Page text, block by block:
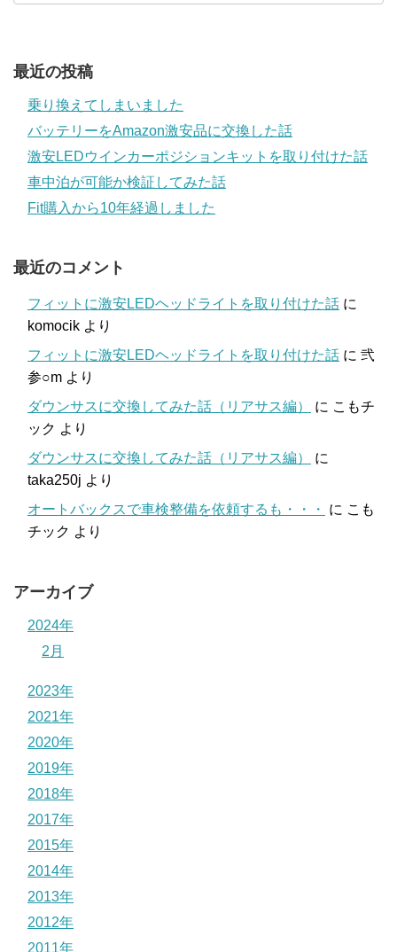
最近の投稿
乗り換えてしまいました
バッテリーをAmazon激安品に交換した話
激安LEDウインカーポジションキットを取り付けた話
車中泊が可能か検証してみた話
Fit購入から10年経過しました
最近のコメント
フィットに激安LEDヘッドライトを取り付けた話 に
komocik より
フィットに激安LEDヘッドライトを取り付けた話 に 弐
参○m より
ダウンサスに交換してみた話（リアサス編）
に こもチ
ック より
ダウンサスに交換してみた話（リアサス編）
に
taka250j より
オートバックスで車検整備を依頼するも・・・
に こも
チック より
アーカイブ
2024年
2月
2023年
2021年
2020年
2019年
2018年
2017年
2015年
2014年
2013年
2012年
2011年